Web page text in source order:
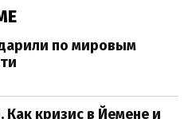
по мировым
кризис в Йемене и